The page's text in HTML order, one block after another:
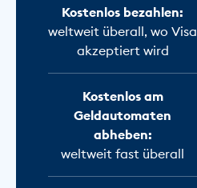
Kostenlos bezahlen:
weltweit überall, wo Visa
akzeptiert wird
Kostenlos am
Geldautomaten
abheben:
weltweit fast überall